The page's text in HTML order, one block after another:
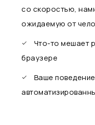
со скоростью,
ожидаемую от
Что-то мешает
браузере
Ваше